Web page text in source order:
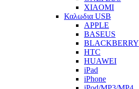
XIAOMI
Καλωδια USB
APPLE
BASEUS
BLACKBERRY
HTC
HUAWEI
iPad
iPhone